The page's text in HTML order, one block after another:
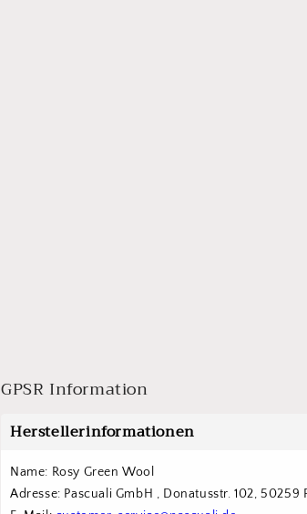
GPSR Information
Herstellerinformationen
Name: Rosy Green Wool
Adresse: Pascuali GmbH , Donatusstr. 102, 50259